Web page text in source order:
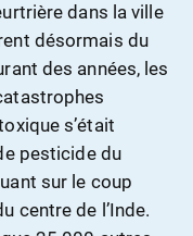
dans la ville
désormais du
des années, les
s’était
pesticide du
sur le coup
centre de l’Inde.